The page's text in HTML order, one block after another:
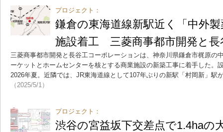
プロジェクト：
鎌倉の東海道線新駅近く「中外
施設着工 三菱商事都市開発と長
三菱商事都市開発と長谷工コーポレーションは、神奈川県鎌倉市梶原の
ーケットとホームセンターを核とする商業施設の新築工事に着手した。
2026年夏。近隣では、JR東海道線として107年ぶりの新駅「村岡新」駅
（2025/5/1）
プロジェクト：
渋谷の宮益坂下交差点で1.4ha